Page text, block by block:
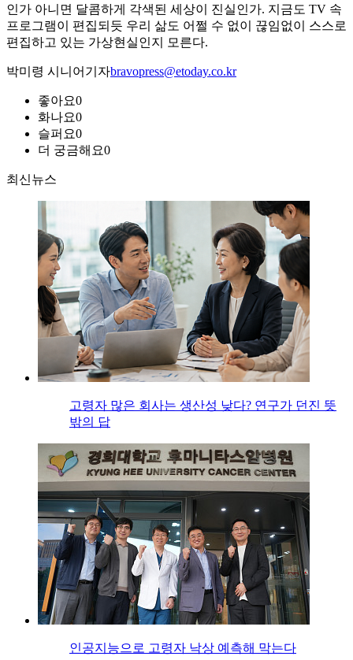
인가 아니면 달콤하게 각색된 세상이 진실인가. 지금도 TV 속
프로그램이 편집되듯 우리 삶도 어쩔 수 없이 끊임없이 스스로
편집하고 있는 가상현실인지 모른다.
박미령 시니어기자bravopress@etoday.co.kr
좋아요0
화나요0
슬퍼요0
더 궁금해요0
최신뉴스
고령자 많은 회사는 생산성 낮다? 연구가 던진 뜻
밖의 답
인공지능으로 고령자 낙상 예측해 막는다